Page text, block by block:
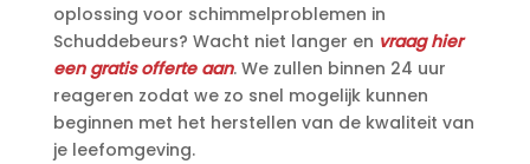
oplossing voor schimmelproblemen in
Schuddebeurs? Wacht niet langer en vraag hier
een gratis offerte aan.​ We zullen binnen 24 uur
reageren zodat we zo snel mogelijk kunnen
beginnen met het herstellen van de kwaliteit van
je leefomgeving.​